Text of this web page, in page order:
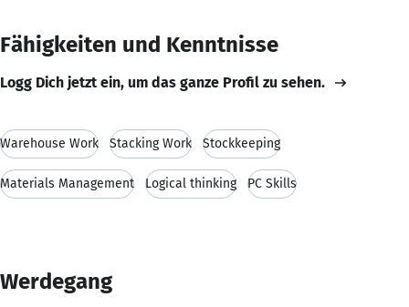
Fähigkeiten und Kenntnisse
Logg Dich jetzt ein, um das ganze Profil zu sehen.
Warehouse Work Stacking Work Stockkeeping
Materials Management Logical thinking PC Skills
Werdegang